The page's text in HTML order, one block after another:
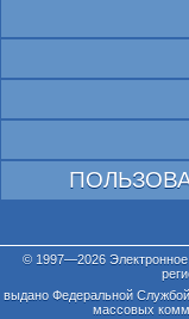
© 1997—2026
выдано Федеральной
массовых